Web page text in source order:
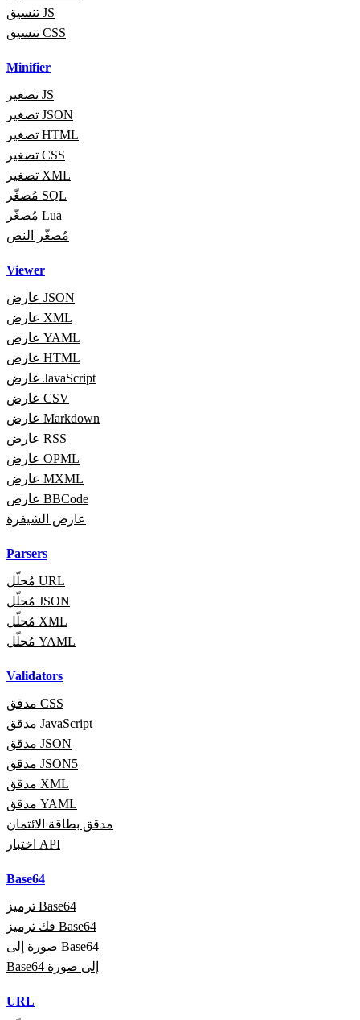
تنسيق JS
تنسيق CSS
Minifier
تصغير JS
تصغير JSON
تصغير HTML
تصغير CSS
تصغير XML
مُصغّر SQL
مُصغّر Lua
مُصغّر النص
Viewer
عارض JSON
عارض XML
عارض YAML
عارض HTML
عارض JavaScript
عارض CSV
عارض Markdown
عارض RSS
عارض OPML
عارض MXML
عارض BBCode
عارض الشيفرة
Parsers
مُحلّل URL
مُحلّل JSON
مُحلّل XML
مُحلّل YAML
Validators
مدقق CSS
مدقق JavaScript
مدقق JSON
مدقق JSON5
مدقق XML
مدقق YAML
مدقق بطاقة الائتمان
اختبار API
Base64
ترميز Base64
فك ترميز Base64
صورة إلى Base64
Base64 إلى صورة
URL